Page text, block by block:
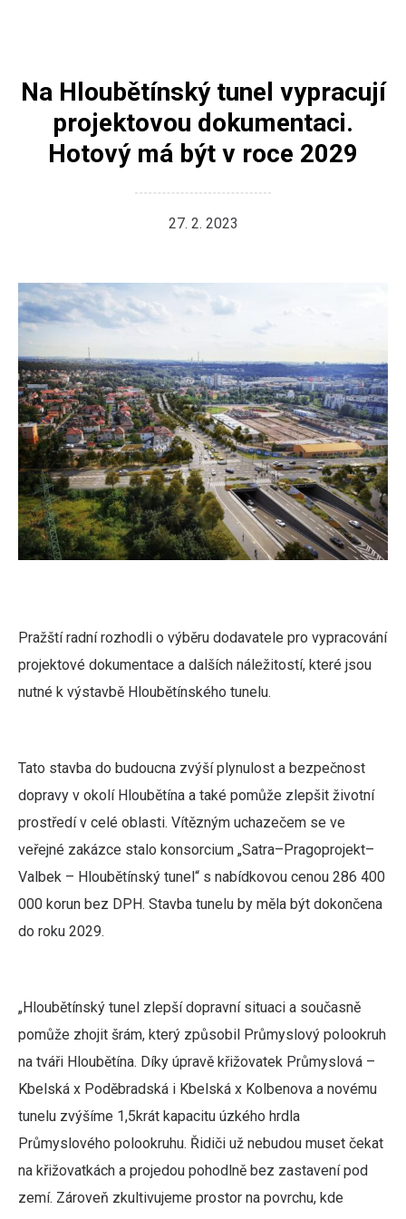
Na Hloubětínský tunel vypracují
projektovou dokumentaci.
Hotový má být v roce 2029
27. 2. 2023
Pražští radní rozhodli o výběru dodavatele pro vypracování
projektové dokumentace a dalších náležitostí, které jsou
nutné k výstavbě Hloubětínského tunelu.
Tato stavba do budoucna zvýší plynulost a bezpečnost
dopravy v okolí Hloubětína a také pomůže zlepšit životní
prostředí v celé oblasti. Vítězným uchazečem se ve
veřejné zakázce stalo konsorcium „Satra–Pragoprojekt–
Valbek – Hloubětínský tunel“ s nabídkovou cenou 286 400
000 korun bez DPH. Stavba tunelu by měla být dokončena
do roku 2029.
„Hloubětínský tunel zlepší dopravní situaci a současně
pomůže zhojit šrám, který způsobil Průmyslový polookruh
na tváři Hloubětína. Díky úpravě křižovatek Průmyslová –
Kbelská x Poděbradská i Kbelská x Kolbenova a novému
tunelu zvýšíme 1,5krát kapacitu úzkého hrdla
Průmyslového polookruhu. Řidiči už nebudou muset čekat
na křižovatkách a projedou pohodlně bez zastavení pod
zemí. Zároveň zkultivujeme prostor na povrchu, kde